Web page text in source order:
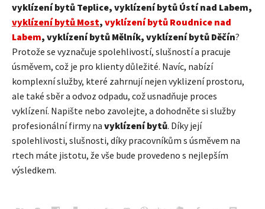
vyklízení bytů Teplice, vyklízení bytů Ústí nad Labem,
vyklízení bytů Most, vyklízení bytů Roudnice nad
Labem, vyklízení bytů Mělník, vyklízení bytů Děčín?
Protože se vyznačuje spolehlivostí, slušností a pracuje
úsměvem, což je pro klienty důležité. Navíc, nabízí
komplexní služby, které zahrnují nejen vyklizení prostoru,
ale také sběr a odvoz odpadu, což usnadňuje proces
vyklízení. Napište nebo zavolejte, a dohodněte si služby
profesionální firmy na vyklízení bytů. Díky její
spolehlivosti, slušnosti, díky pracovníkům s úsměvem na
rtech máte jistotu, že vše bude provedeno s nejlepším
výsledkem.